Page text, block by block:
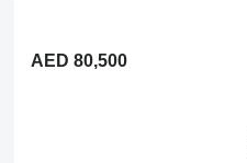
AED 80,500